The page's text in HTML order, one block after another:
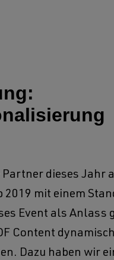
dieses Jahr
2019 mit einem
Event als Anlass
Content
Dazu haben wir